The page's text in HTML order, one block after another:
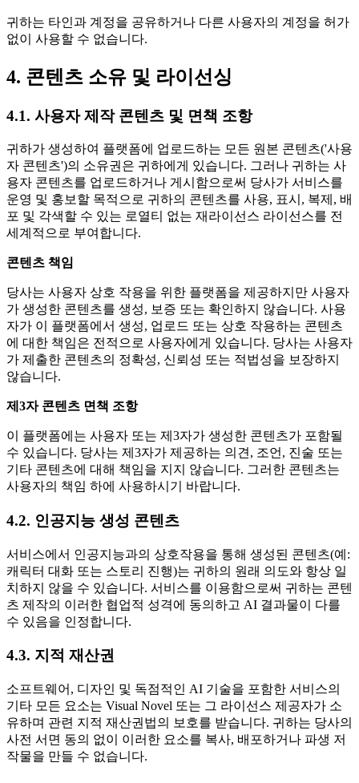
귀하는 타인과 계정을 공유하거나 다른 사용자의 계정을 허가
없이 사용할 수 없습니다.
4. 콘텐츠 소유 및 라이선싱
4.1. 사용자 제작 콘텐츠 및 면책 조항
귀하가 생성하여 플랫폼에 업로드하는 모든 원본 콘텐츠('사용
자 콘텐츠')의 소유권은 귀하에게 있습니다. 그러나 귀하는 사
용자 콘텐츠를 업로드하거나 게시함으로써 당사가 서비스를
운영 및 홍보할 목적으로 귀하의 콘텐츠를 사용, 표시, 복제, 배
포 및 각색할 수 있는 로열티 없는 재라이선스 라이선스를 전
세계적으로 부여합니다.
콘텐츠 책임
당사는 사용자 상호 작용을 위한 플랫폼을 제공하지만 사용자
가 생성한 콘텐츠를 생성, 보증 또는 확인하지 않습니다. 사용
자가 이 플랫폼에서 생성, 업로드 또는 상호 작용하는 콘텐츠
에 대한 책임은 전적으로 사용자에게 있습니다. 당사는 사용자
가 제출한 콘텐츠의 정확성, 신뢰성 또는 적법성을 보장하지
않습니다.
제3자 콘텐츠 면책 조항
이 플랫폼에는 사용자 또는 제3자가 생성한 콘텐츠가 포함될
수 있습니다. 당사는 제3자가 제공하는 의견, 조언, 진술 또는
기타 콘텐츠에 대해 책임을 지지 않습니다. 그러한 콘텐츠는
사용자의 책임 하에 사용하시기 바랍니다.
4.2. 인공지능 생성 콘텐츠
서비스에서 인공지능과의 상호작용을 통해 생성된 콘텐츠(예:
캐릭터 대화 또는 스토리 진행)는 귀하의 원래 의도와 항상 일
치하지 않을 수 있습니다. 서비스를 이용함으로써 귀하는 콘텐
츠 제작의 이러한 협업적 성격에 동의하고 AI 결과물이 다를
수 있음을 인정합니다.
4.3. 지적 재산권
소프트웨어, 디자인 및 독점적인 AI 기술을 포함한 서비스의
기타 모든 요소는 Visual Novel 또는 그 라이선스 제공자가 소
유하며 관련 지적 재산권법의 보호를 받습니다. 귀하는 당사의
사전 서면 동의 없이 이러한 요소를 복사, 배포하거나 파생 저
작물을 만들 수 없습니다.